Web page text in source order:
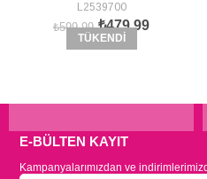
TÜKENDI
Stiletto L253970002
L2539700
₺479,99
₺599,99
E-BÜLTEN KAYIT
Kampanyalarımızdan ve